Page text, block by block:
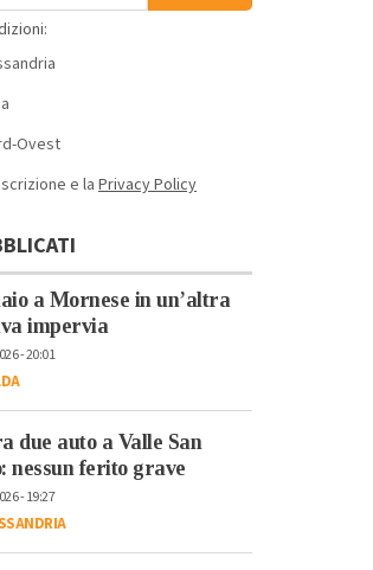
Ovest
e la Privacy Policy
a Mornese in un’altra
impervia
- 20:01
due auto a Valle San
nessun ferito grave
- 19:27